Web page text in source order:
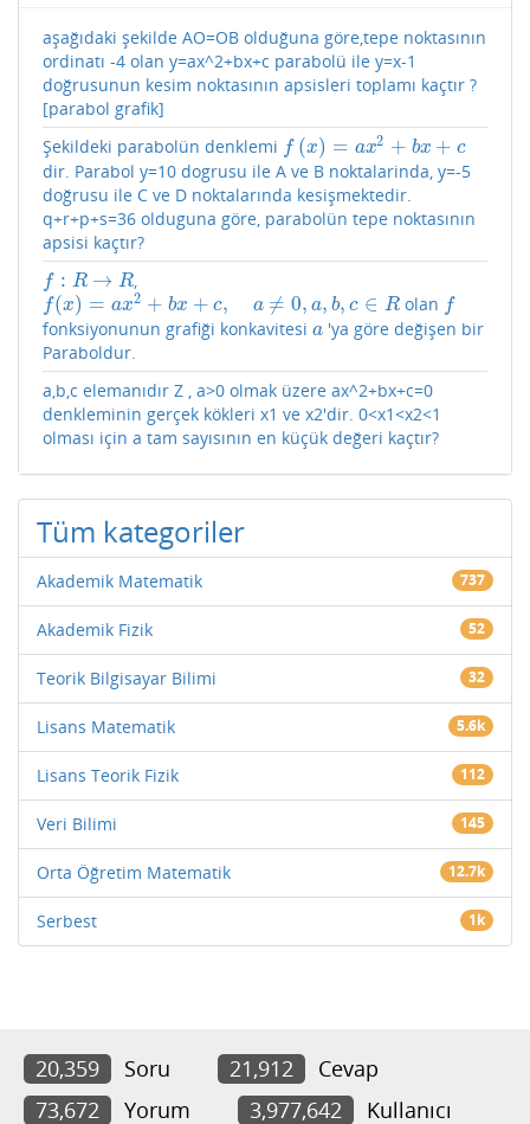
aşağıdaki şekilde AO=OB olduğuna göre,tepe noktasının
ordinatı -4 olan y=ax^2+bx+c parabolü ile y=x-1
doğrusunun kesim noktasının apsisleri toplamı kaçtır ?
[parabol grafik]
Şekildeki parabolün denklemi f (x) = ax2 + bx + c
f(x)=a 2+ bx+c
dir. Parabol y=10 dogrusu ile A ve B noktalarinda, y=-5
doğrusu ile C ve D noktalarında kesişmektedir.
q+r+p+s=36 olduguna göre, parabolün tepe noktasının
apsisi kaçtır?
f : R → R
f:R→R
f(x) = ax2 + bx + c, a ≠ 0, a, b, c ∈ R
f(x)=a x2+bx+ c,a ≠0,a ,b c∈ olan f
f
fonksiyonunun grafiği konkavitesi a
a'ya göre değişen bir
Paraboldur.
a,b,c elemanıdır Z , a>0 olmak üzere ax^2+bx+c=0
denkleminin gerçek kökleri x1 ve x2'dir. 0<x1<x2<1
olması için a tam sayısının en küçük değeri kaçtır?
Tüm kategoriler
Akademik Matematik 737
Akademik Fizik 52
Teorik Bilgisayar Bilimi 32
Lisans Matematik 5.6k
Lisans Teorik Fizik 112
Veri Bilimi 145
Orta Öğretim Matematik 12.7k
Serbest 1k
20,359 Soru 21,912
Cevap
73,672
Yorum 3,977,642 Kullanıcı